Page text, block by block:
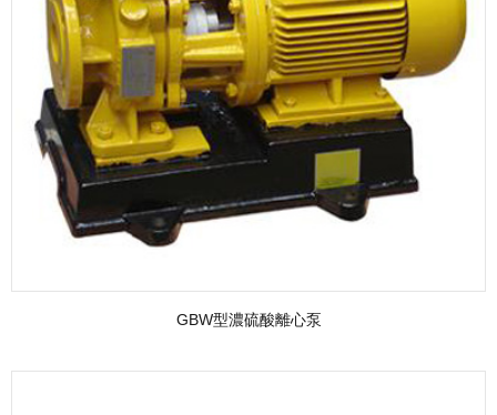
GBW型濃硫酸離心泵